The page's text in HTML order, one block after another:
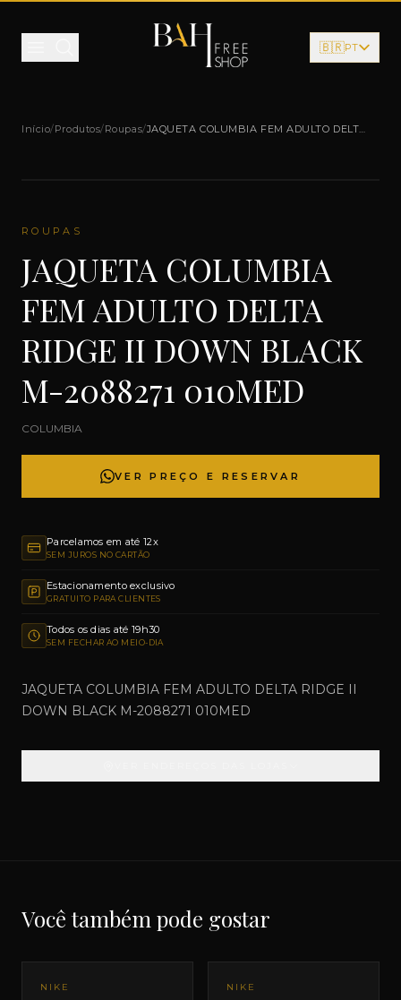
🇧🇷PT
Início/Produtos/Roupas/JAQUETA COLUMBIA FEM ADULTO DELTA
ROUPAS
JAQUETA COLUMBIA
FEM ADULTO DELTA
RIDGE II DOWN BLACK
M-2088271 010MED
COLUMBIA
VER PREÇO E RESERVAR
Parcelamos em até 12x
SEM JUROS NO CARTÃO
Estacionamento exclusivo
GRATUITO PARA CLIENTES
Todos os dias até 19h30
SEM FECHAR AO MEIO-DIA
JAQUETA COLUMBIA FEM ADULTO DELTA RIDGE II
DOWN BLACK M-2088271 010MED
Você também pode gostar
NIKE NIKE